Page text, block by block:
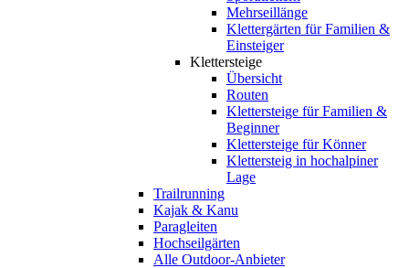
Mehrseillänge
Klettergärten für Familien &
Einsteiger
Klettersteige
Übersicht
Routen
Klettersteige für Familien &
Beginner
Klettersteige für Könner
Klettersteig in hochalpiner
Lage
Trailrunning
Kajak & Kanu
Paragleiten
Hochseilgärten
Alle Outdoor-Anbieter